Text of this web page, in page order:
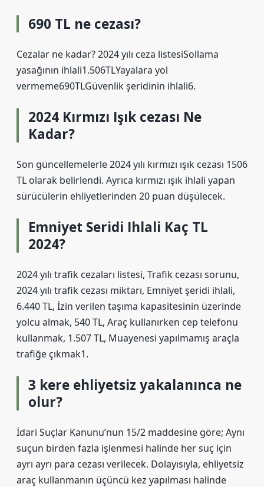
690 TL ne cezası?
Cezalar ne kadar? 2024 yılı ceza listesiSollama
yasağının ihlali1.506TLYayalara yol
vermeme690TLGüvenlik şeridinin ihlali6.
2024 Kırmızı Işık cezası Ne
Kadar?
Son güncellemelerle 2024 yılı kırmızı ışık cezası 1506
TL olarak belirlendi. Ayrıca kırmızı ışık ihlali yapan
sürücülerin ehliyetlerinden 20 puan düşülecek.
Emniyet Seridi Ihlali Kaç TL
2024?
2024 yılı trafik cezaları listesi, Trafik cezası sorunu,
2024 yılı trafik cezası miktarı, Emniyet şeridi ihlali,
6.440 TL, İzin verilen taşıma kapasitesinin üzerinde
yolcu almak, 540 TL, Araç kullanırken cep telefonu
kullanmak, 1.507 TL, Muayenesi yapılmamış araçla
trafiğe çıkmak1.
3 kere ehliyetsiz yakalanınca ne
olur?
İdari Suçlar Kanunu’nun 15/2 maddesine göre; Aynı
suçun birden fazla işlenmesi halinde her suç için
ayrı ayrı para cezası verilecek. Dolayısıyla, ehliyetsiz
araç kullanmanın üçüncü kez yapılması halinde